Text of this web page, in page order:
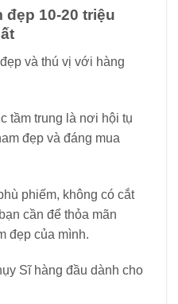
đẹp 10-20 triệu
và thú vị với hàng
tầm trung là nơi hội tụ
đẹp và đáng mua
phiếm, không có cắt
cần để thỏa mãn
đẹp của mình.
Sĩ hàng đầu dành cho